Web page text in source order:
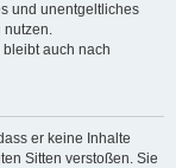
und unentgeltliches
nutzen.
auch nach
er keine Inhalte
Sitten verstoßen. Sie